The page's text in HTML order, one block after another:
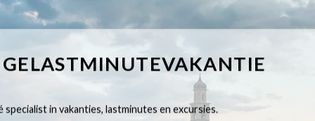
in vakanties, lastminutes en excursies.